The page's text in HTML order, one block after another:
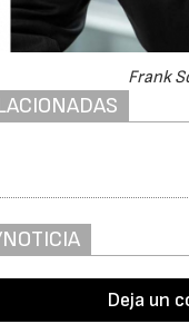
Frank
Deja un